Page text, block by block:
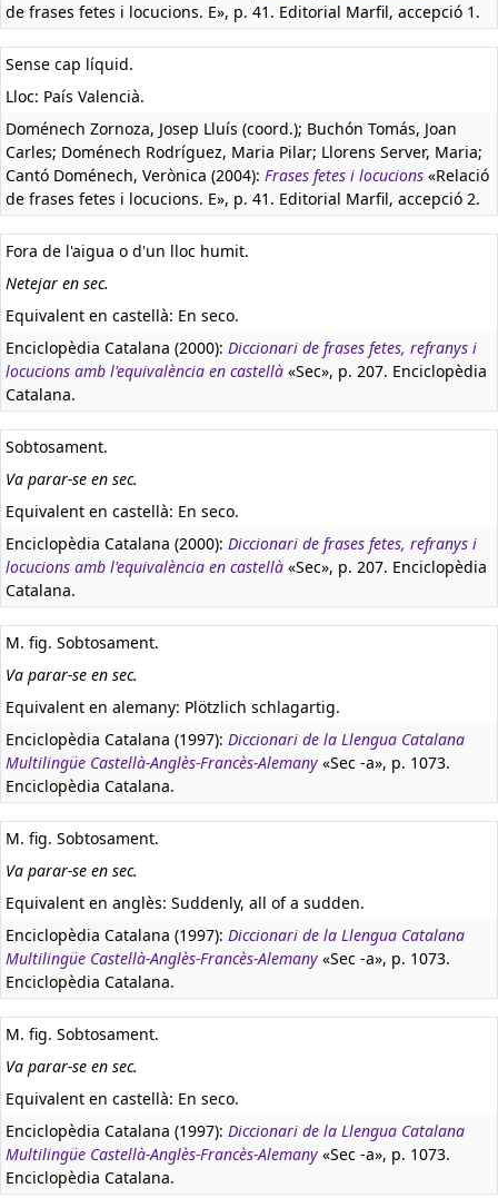
de frases fetes i locucions. E», p. 41. Editorial Marfil, accepció 1.
Sense cap líquid.
Lloc: País Valencià.
Doménech Zornoza, Josep Lluís (coord.); Buchón Tomás, Joan
Carles; Doménech Rodríguez, Maria Pilar; Llorens Server, Maria;
Cantó Doménech, Verònica (2004): Frases fetes i locucions «Relació
de frases fetes i locucions. E», p. 41. Editorial Marfil, accepció 2.
Fora de l'aigua o d'un lloc humit.
Netejar en sec.
Equivalent en castellà: En seco.
Enciclopèdia Catalana (2000): Diccionari de frases fetes, refranys i
locucions amb l'equivalència en castellà «Sec», p. 207. Enciclopèdia
Catalana.
Sobtosament.
Va parar-se en sec.
Equivalent en castellà: En seco.
Enciclopèdia Catalana (2000): Diccionari de frases fetes, refranys i
locucions amb l'equivalència en castellà «Sec», p. 207. Enciclopèdia
Catalana.
M. fig. Sobtosament.
Va parar-se en sec.
Equivalent en alemany: Plötzlich schlagartig.
Enciclopèdia Catalana (1997): Diccionari de la Llengua Catalana
Multilingüe Castellà-Anglès-Francès-Alemany «Sec -a», p. 1073.
Enciclopèdia Catalana.
M. fig. Sobtosament.
Va parar-se en sec.
Equivalent en anglès: Suddenly, all of a sudden.
Enciclopèdia Catalana (1997): Diccionari de la Llengua Catalana
Multilingüe Castellà-Anglès-Francès-Alemany «Sec -a», p. 1073.
Enciclopèdia Catalana.
M. fig. Sobtosament.
Va parar-se en sec.
Equivalent en castellà: En seco.
Enciclopèdia Catalana (1997): Diccionari de la Llengua Catalana
Multilingüe Castellà-Anglès-Francès-Alemany «Sec -a», p. 1073.
Enciclopèdia Catalana.